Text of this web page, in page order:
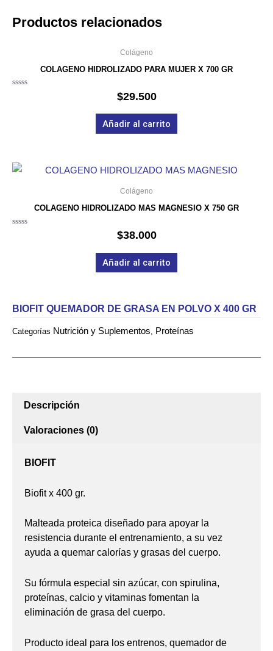
Productos relacionados
Colágeno
COLAGENO HIDROLIZADO PARA MUJER X 700 GR
$29.500
Añadir al carrito
Colágeno
COLAGENO HIDROLIZADO MAS MAGNESIO X 750 GR
$38.000
Añadir al carrito
BIOFIT QUEMADOR DE GRASA EN POLVO X 400 GR
Categorías Nutrición y Suplementos Proteínas
Descripción
Valoraciones (0)
BIOFIT
Biofit x 400 gr.
Malteada proteica diseñado para apoyar la
resistencia durante el entrenamiento, a su vez
ayuda a quemar calorías y grasas del cuerpo.
Su fórmula especial sin azúcar, con spirulina,
proteínas, calcio y vitaminas fomentan la
eliminación de grasa del cuerpo.
Producto ideal para los entrenos, quemador de